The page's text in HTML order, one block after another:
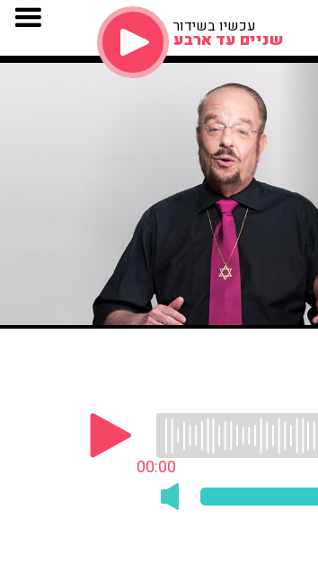
עכשיו בשידור
שניים עד ארבע
00:00